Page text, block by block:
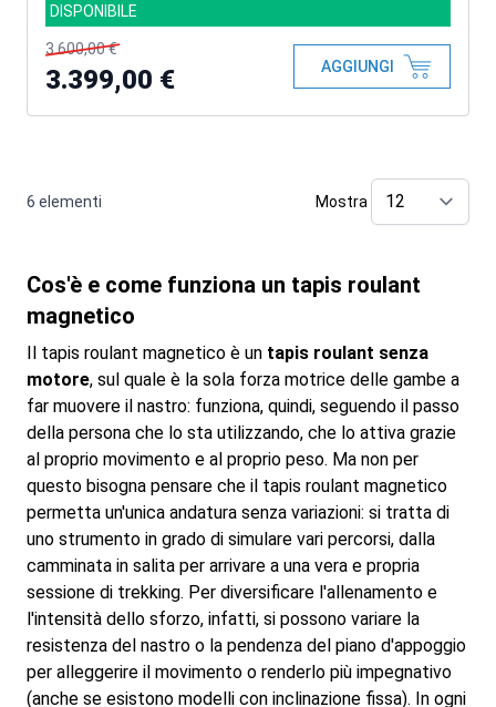
DISPONIBILE
3.600,00 €
3.399,00 € AGGIUNGI
6 elementi Mostra
Cos'è e come funziona un tapis roulant
magnetico
Il tapis roulant magnetico è un tapis roulant senza
motore, sul quale è la sola forza motrice delle gambe a
far muovere il nastro: funziona, quindi, seguendo il passo
della persona che lo sta utilizzando, che lo attiva grazie
al proprio movimento e al proprio peso. Ma non per
questo bisogna pensare che il tapis roulant magnetico
permetta un'unica andatura senza variazioni: si tratta di
uno strumento in grado di simulare vari percorsi, dalla
camminata in salita per arrivare a una vera e propria
sessione di trekking. Per diversificare l'allenamento e
l'intensità dello sforzo, infatti, si possono variare la
resistenza del nastro o la pendenza del piano d'appoggio
per alleggerire il movimento o renderlo più impegnativo
(anche se esistono modelli con inclinazione fissa). In ogni